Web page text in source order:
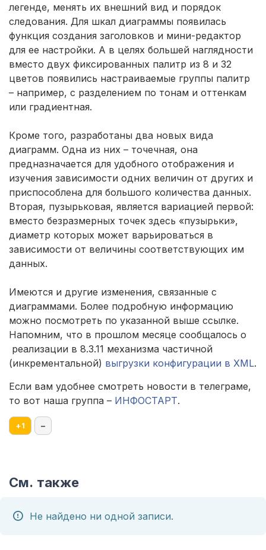
легенде, менять их внешний вид и порядок
следования. Для шкал диаграммы появилась
функция создания заголовков и мини-редактор
для ее настройки. А в целях большей наглядности
вместо двух фиксированных палитр из 8 и 32
цветов появились настраиваемые группы палитр
– например, с разделением по тонам и оттенкам
или градиентная.
Кроме того, разработаны два новых вида
диаграмм. Одна из них – точечная, она
предназначается для удобного отображения и
изучения зависимости одних величин от других и
приспособлена для большого количества данных.
Вторая, пузырьковая, является вариацией первой:
вместо безразмерных точек здесь «пузырьки»,
диаметр которых может варьироваться в
зависимости от величины соответствующих им
данных.
Имеются и другие изменения, связанные с
диаграммами. Более подробную информацию
можно посмотреть по указанной выше ссылке.
Напомним, что в прошлом месяце сообщалось о
реализации в 8.3.11 механизма частичной
(инкрементальной) выгрузки конфигурации в XML.
Если вам удобнее смотреть новости в телеграме,
то вот наша группа – ИНФОСТАРТ.
+1 –
См. также
Не найдено ни одной записи.